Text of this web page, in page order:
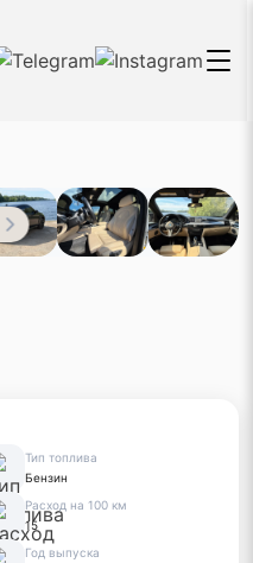
Тип топлива
Бензин
Расход на 100 км
15
Год выпуска